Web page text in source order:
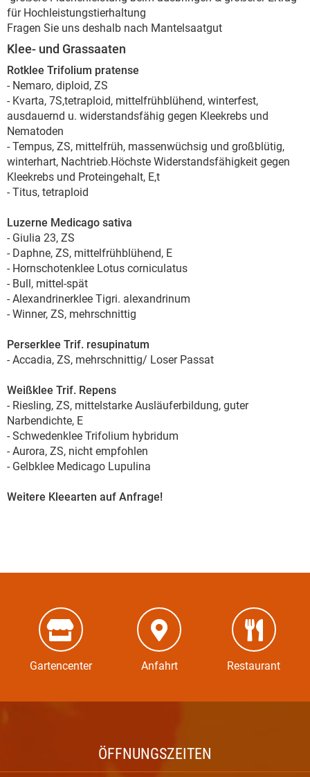
für Hochleistungstierhaltung
Fragen Sie uns deshalb nach Mantelsaatgut
Klee- und Grassaaten
Rotklee Trifolium pratense
- Nemaro, diploid, ZS
- Kvarta, 7S,tetraploid, mittelfrühblühend, winterfest,
ausdauernd u. widerstandsfähig gegen Kleekrebs und
Nematoden
- Tempus, ZS, mittelfrüh, massenwüchsig und großblütig,
winterhart, Nachtrieb.Höchste Widerstandsfähigkeit gegen
Kleekrebs und Proteingehalt, E,t
- Titus, tetraploid
Luzerne Medicago sativa
- Giulia 23, ZS
- Daphne, ZS, mittelfrühblühend, E
- Hornschotenklee Lotus corniculatus
- Bull, mittel-spät
- Alexandrinerklee Tigri. alexandrinum
- Winner, ZS, mehrschnittig
Perserklee Trif. resupinatum
- Accadia, ZS, mehrschnittig/ Loser Passat
Weißklee Trif. Repens
- Riesling, ZS, mittelstarke Ausläuferbildung, guter
Narbendichte, E
- Schwedenklee Trifolium hybridum
- Aurora, ZS, nicht empfohlen
- Gelbklee Medicago Lupulina
Weitere Kleearten auf Anfrage!
Gartencenter Anfahrt Restaurant
ÖFFNUNGSZEITEN